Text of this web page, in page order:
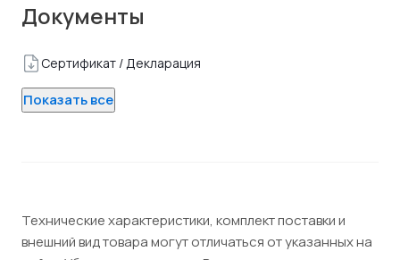
Документы
Сертификат / Декларация
Показать все
Технические характеристики, комплект поставки и
внешний вид товара могут отличаться от указанных на